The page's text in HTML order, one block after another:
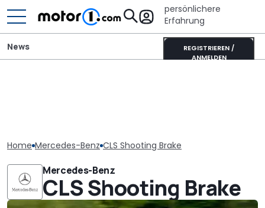
persönlichere
Erfahrung
REGISTRIEREN /
ANMELDEN
News
Home Mercedes-Benz CLS Shooting Brake
Mercedes-Benz
CLS Shooting Brake